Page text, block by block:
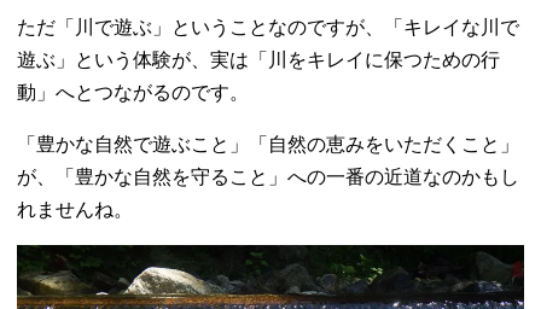
ただ「川で遊ぶ」ということなのですが、「キレイな川で
遊ぶ」という体験が、実は「川をキレイに保つための行
動」へとつながるのです。
「豊かな自然で遊ぶこと」「自然の恵みをいただくこと」
が、「豊かな自然を守ること」への一番の近道なのかもし
れませんね。